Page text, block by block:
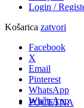
Login /
Košarica zatvori
Facebook
X
Email
Pinterest
WhatsApp
WhatsApp
POČETNA